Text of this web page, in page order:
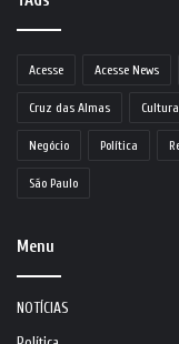
Acesse Acesse News
Cruz das Almas Cultura
Negócio Política
São Paulo
Menu
NOTÍCIAS